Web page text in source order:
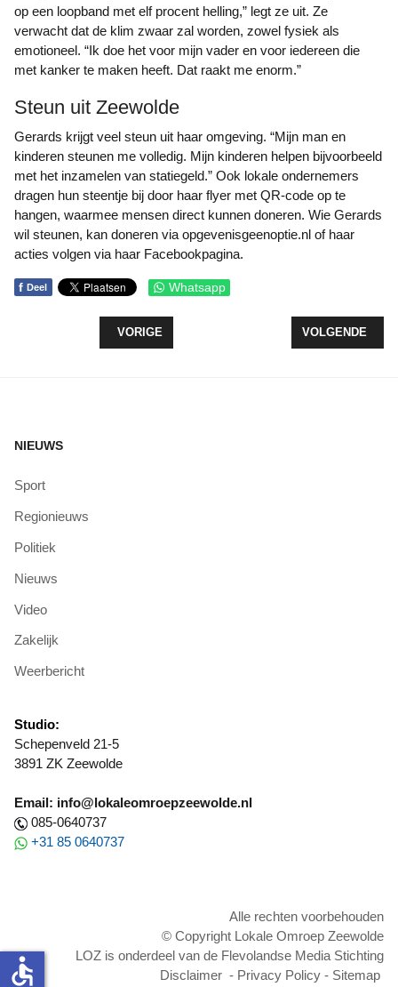
op een loopband met elf procent helling,” legt ze uit. Ze
verwacht dat de klim zwaar zal worden, zowel fysiek als
emotioneel. “Ik doe het voor mijn vader en voor iedereen die
met kanker te maken heeft. Dat raakt me enorm.”
Steun uit Zeewolde
Gerards krijgt veel steun uit haar omgeving. “Mijn man en
kinderen steunen me volledig. Mijn kinderen helpen bijvoorbeeld
met het inzamelen van statiegeld.” Ook lokale ondernemers
dragen hun steentje bij door haar flyer met QR-code op te
hangen, waarmee mensen direct kunnen doneren. Wie Gerards
wil steunen, kan doneren via opgevenisgeenoptie.nl of haar
acties volgen via haar Facebookpagina.
f Deel Whatsapp
VORIG ARTIKEL: ZEEWOLDE DOET MEE AAN NK
VORIGE VOLGENDE
VOLGENDE
NIEUWS
Sport
Regionieuws
Politiek
Nieuws
Video
Zakelijk
Weerbericht
Studio:
Schepenveld 21-5
3891 ZK Zeewolde
Email: info@lokaleomroepzeewolde.nl
085-0640737
+31 85 0640737
Alle rechten voorbehouden
© Copyright Lokale Omroep Zeewolde
LOZ is onderdeel van de Flevolandse Media Stichting
Disclaimer - Privacy Policy - Sitemap
accessible